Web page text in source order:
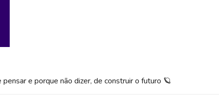
e porque não dizer, de construir o futuro 🪐